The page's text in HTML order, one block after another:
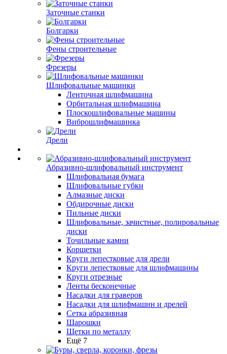
Заточные станки
Болгарки
Фены строительные
Фрезеры
Шлифовальные машинки
Ленточная шлифмашина
Орбитальная шлифмашина
Плоскошлифовальные машины
Виброшлифмашинка
Дрели
Абразивно-шлифовальный инструмент
Шлифовальная бумага
Шлифовальные губки
Алмазные диски
Обдирочные диски
Пильные диски
Шлифовальные, зачистные, полировальные
диски
Точильные камни
Корщетки
Круги лепестковые для дрели
Круги лепестковые для шлифмашины
Круги отрезные
Ленты бесконечные
Насадки для граверов
Насадки для шлифмашин и дрелей
Сетка абразивная
Шарошки
Щетки по металлу
Ещё 7